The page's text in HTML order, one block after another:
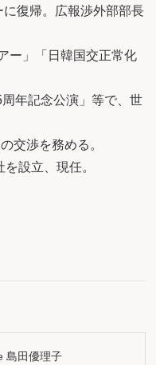
復帰。広報渉外部部長
ー」「日韓国交正常化
年記念公演」等で、世
交渉を務める。
設立、現任。
島田優理子